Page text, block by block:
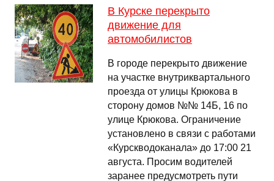
В Курске перекрыто
движение для
автомобилистов
В городе перекрыто движение
на участке внутриквартального
проезда от улицы Крюкова в
сторону домов №№ 14Б, 16 по
улице Крюкова. Ограничение
установлено в связи с работами
«Курскводоканала» до 17:00 21
августа. Просим водителей
заранее предусмотреть пути